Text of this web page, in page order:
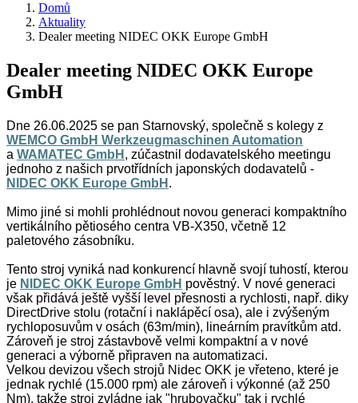
Domů
Aktuality
Dealer meeting NIDEC OKK Europe GmbH
Dealer meeting NIDEC OKK Europe
GmbH
Dne 26.06.2025 se pan Starnovský, společně s kolegy z
WEMCO GmbH Werkzeugmaschinen Automation
a WAMATEC GmbH , zúčastnil dodavatelského meetingu
jednoho z našich prvotřídních japonských dodavatelů -
NIDEC OKK Europe GmbH .
Mimo jiné si mohli prohlédnout novou generaci kompaktního
vertikálního pětiosého centra VB-X350, včetně 12
paletového zásobníku.
Tento stroj vyniká nad konkurencí hlavně svojí tuhostí, kterou
je NIDEC OKK Europe GmbH pověstný. V nové generaci
však přidává ještě vyšší level přesnosti a rychlosti, např. diky
DirectDrive stolu (rotační i naklápěcí osa), ale i zvýšeným
rychloposuvům v osách (63m/min), lineárním pravítkům atd.
Zároveň je stroj zástavbově velmi kompaktní a v nové
generaci a výborně připraven na automatizaci.
Velkou devizou všech strojů Nidec OKK je vřeteno, které je
jednak rychlé (15.000 rpm) ale zároveň i výkonné (až 250
Nm), takže stroj zvládne jak "hrubovačku" tak i rychlé